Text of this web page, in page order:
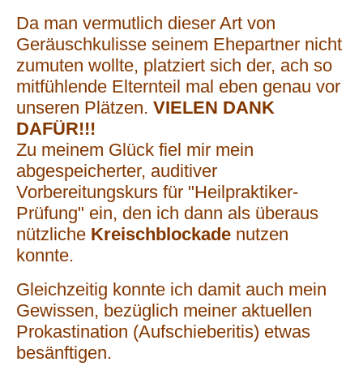
Da man vermutlich dieser Art von
Geräuschkulisse seinem Ehepartner nicht
zumuten wollte, platziert sich der, ach so
mitfühlende Elternteil mal eben genau vor
unseren Plätzen. VIELEN DANK
DAFÜR!!!
Zu meinem Glück fiel mir mein
abgespeicherter, auditiver
Vorbereitungskurs für "Heilpraktiker-
Prüfung" ein, den ich dann als überaus
nützliche Kreischblockade nutzen
konnte.
Gleichzeitig konnte ich damit auch mein
Gewissen, bezüglich meiner aktuellen
Prokastination (Aufschieberitis) etwas
besänftigen.